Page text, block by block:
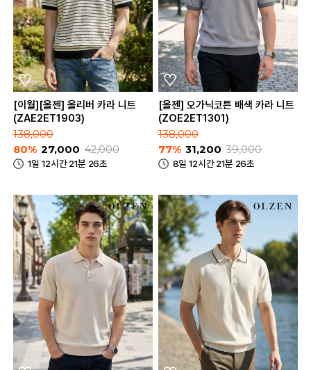
[이월][올젠] 올리버 카라 니트
(ZAE2ET1903)
138,000
80% 27,000 42,000
1일 12시간 21분 26초
[올젠] 오가닉코튼 배색 카라 니트
(ZOE2ET1301)
138,000
77% 31,200 39,000
8일 12시간 21분 26초